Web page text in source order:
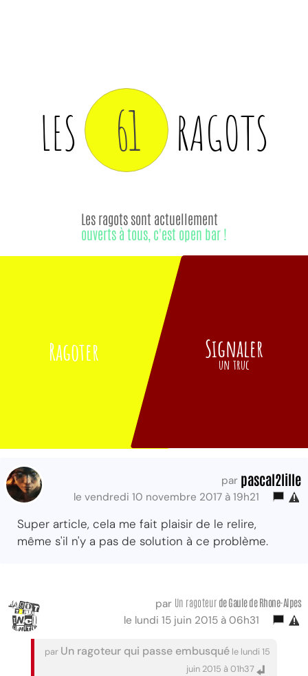
LES 61 RAGOTS
Ragoter
Les ragots sont actuellement
ouverts à tous, c'est open bar !
Signaler
un truc
par pascal2lille
le vendredi 10 novembre 2017 à 19h21
Super article, cela me fait plaisir de le relire,
même s'il n'y a pas de solution à ce problème.
par Un ragoteur de Gaule de Rhone-Alpes
le lundi 15 juin 2015 à 06h31
par Un ragoteur qui passe embusqué le lundi 15
juin 2015 à 01h37